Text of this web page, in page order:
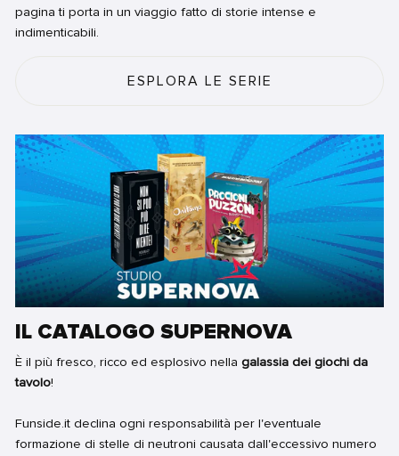
pagina ti porta in un viaggio fatto di storie intense e
indimenticabili.
ESPLORA LE SERIE
IL CATALOGO SUPERNOVA
È il più fresco, ricco ed esplosivo nella galassia dei giochi da
tavolo!
Funside.it declina ogni responsabilità per l'eventuale
formazione di stelle di neutroni causata dall'eccessivo numero